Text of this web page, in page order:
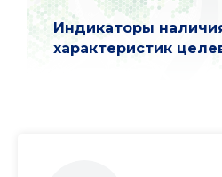
Индикаторы
характеристик